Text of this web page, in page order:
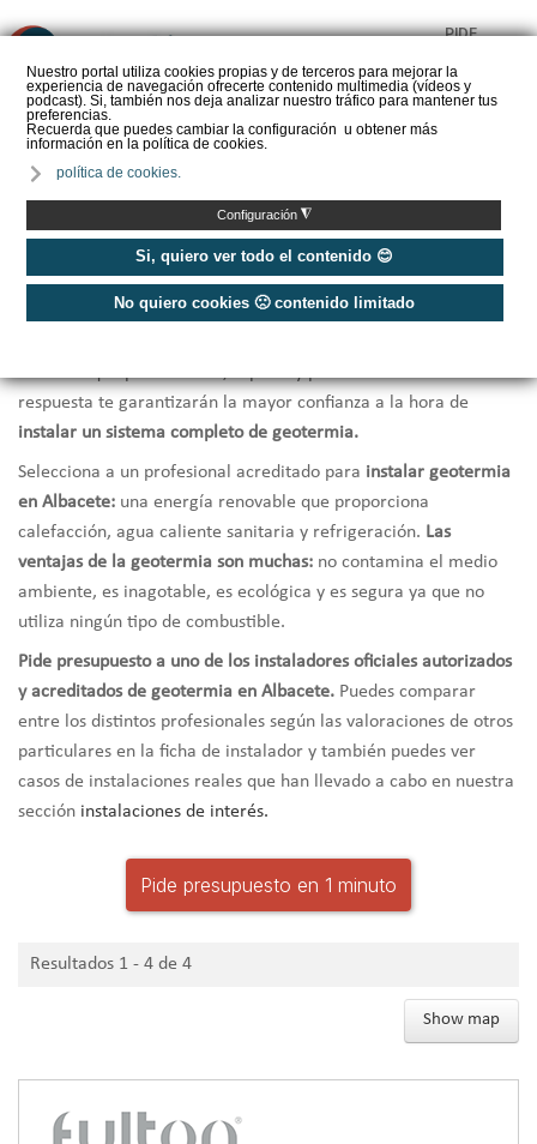
Nuestro portal utiliza cookies propias y de terceros para mejorar la
experiencia de navegación ofrecerte contenido multimedia (vídeos y
podcast). Si, también nos deja analizar nuestro tráfico para mantener tus
preferencias.
Recuerda que puedes cambiar la configuración u obtener más
información en la política de cookies.
política de cookies.
Configuración ◮
Si, quiero ver todo el contenido 😊
No quiero cookies 🙁 contenido limitado
PIDE
CALORYFRIO
Inicio
Instaladores Geotermia Albacete
¿Necesitas hacer la instalación de geotermia?Te ofrecemos
respuesta te garantizarán la mayor confianza a la hora de
instalar un sistema completo de geotermia.
Selecciona a un profesional acreditado para instalar geotermia
en Albacete: una energía renovable que proporciona
calefacción, agua caliente sanitaria y refrigeración. Las
ventajas de la geotermia son muchas: no contamina el medio
ambiente, es inagotable, es ecológica y es segura ya que no
utiliza ningún tipo de combustible.
Pide presupuesto a uno de los instaladores oficiales autorizados
y acreditados de geotermia en Albacete. Puedes comparar
entre los distintos profesionales según las valoraciones de otros
particulares en la ficha de instalador y también puedes ver
casos de instalaciones reales que han llevado a cabo en nuestra
sección instalaciones de interés.
Pide presupuesto en 1 minuto
Resultados 1 - 4 de 4
Show map